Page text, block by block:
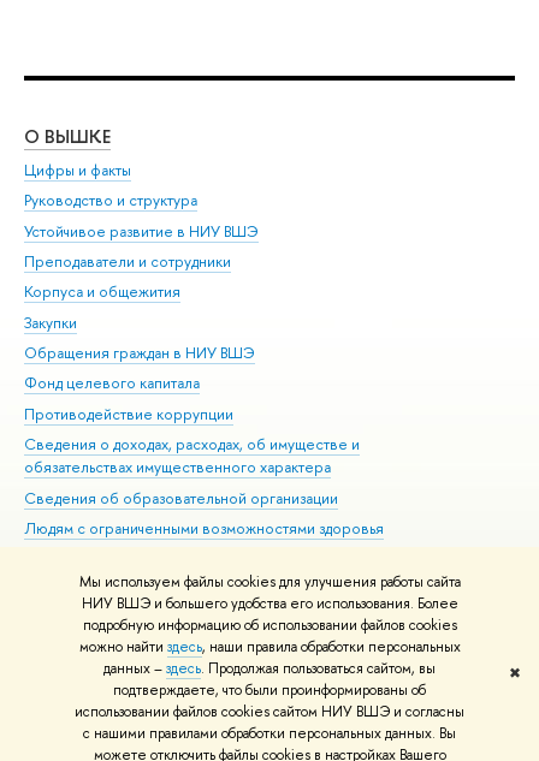
Мы используем файлы cookies для улучшения работы сайта
НИУ ВШЭ и большего удобства его использования. Более
подробную информацию об использовании файлов cookies
можно найти здесь, наши правила обработки персональных
данных –здесь. Продолжая пользоваться сайтом, вы
подтверждаете, что были проинформированы об
использовании файлов cookies сайтом НИУ ВШЭ и согласны
с нашими правилами обработки персональных данных. Вы
можете отключить файлы cookies в настройках Вашего
✖
О ВЫШКЕ
Цифры и факты
Руководство и структура
Устойчивое развитие в НИУ ВШЭ
Преподаватели и сотрудники
Корпуса и общежития
Закупки
Обращения граждан в НИУ ВШЭ
Фонд целевого капитала
Противодействие коррупции
Сведения о доходах, расходах, об имуществе и
обязательствах имущественного характера
Сведения об образовательной организации
Людям с ограниченными возможностями здоровья
Работа в Вышке
© НИУ ВШЭ 1993–2026 Адреса и контакты Условия использования
материалов Политика конфиденциальности Карта сайта